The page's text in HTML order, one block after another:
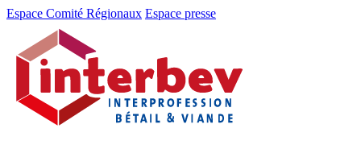
Aller
Aller
contenu
Espace Comité Régionaux Espace presse